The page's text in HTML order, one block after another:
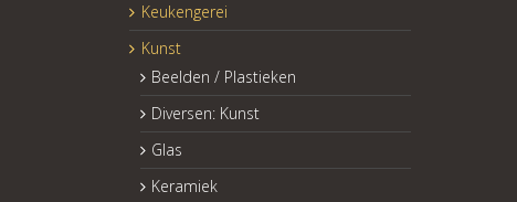
Keukengerei
Kunst
Beelden / Plastieken
Diversen: Kunst
Glas
Keramiek